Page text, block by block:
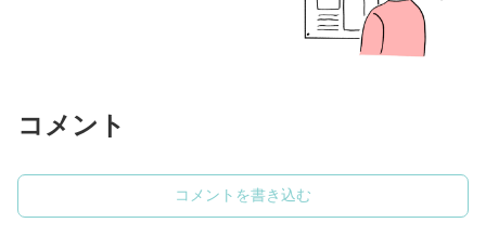
コメント
コメントを書き込む